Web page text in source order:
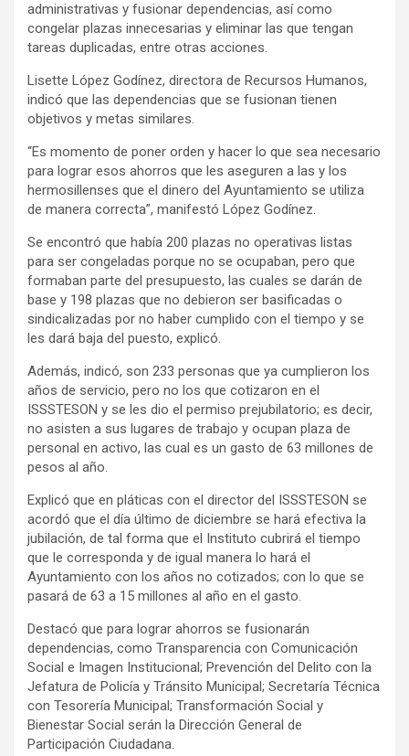
administrativas y fusionar dependencias, así como
congelar plazas innecesarias y eliminar las que tengan
tareas duplicadas, entre otras acciones.
Lisette López Godínez, directora de Recursos Humanos,
indicó que las dependencias que se fusionan tienen
objetivos y metas similares.
“Es momento de poner orden y hacer lo que sea necesario
para lograr esos ahorros que les aseguren a las y los
hermosillenses que el dinero del Ayuntamiento se utiliza
de manera correcta”, manifestó López Godínez.
Se encontró que había 200 plazas no operativas listas
para ser congeladas porque no se ocupaban, pero que
formaban parte del presupuesto, las cuales se darán de
base y 198 plazas que no debieron ser basificadas o
sindicalizadas por no haber cumplido con el tiempo y se
les dará baja del puesto, explicó.
Además, indicó, son 233 personas que ya cumplieron los
años de servicio, pero no los que cotizaron en el
ISSSTESON y se les dio el permiso prejubilatorio; es decir,
no asisten a sus lugares de trabajo y ocupan plaza de
personal en activo, las cual es un gasto de 63 millones de
pesos al año.
Explicó que en pláticas con el director del ISSSTESON se
acordó que el día último de diciembre se hará efectiva la
jubilación, de tal forma que el Instituto cubrirá el tiempo
que le corresponda y de igual manera lo hará el
Ayuntamiento con los años no cotizados; con lo que se
pasará de 63 a 15 millones al año en el gasto.
Destacó que para lograr ahorros se fusionarán
dependencias, como Transparencia con Comunicación
Social e Imagen Institucional; Prevención del Delito con la
Jefatura de Policía y Tránsito Municipal; Secretaría Técnica
con Tesorería Municipal; Transformación Social y
Bienestar Social serán la Dirección General de
Participación Ciudadana.